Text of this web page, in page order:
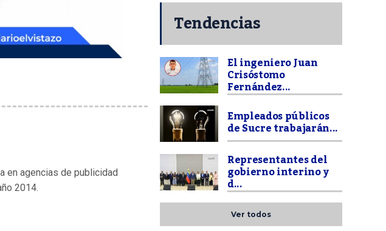
en agencias de publicidad
2014.
Tendencias
El ingeniero Juan
Crisóstomo
Fernández...
Empleados públicos
de Sucre trabajarán...
Representantes del
gobierno interino y
d...
Ver todos